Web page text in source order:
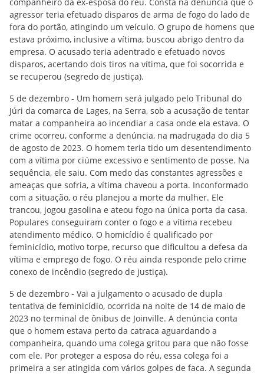
agressor teria efetuado disparos de arma de fogo do lado de
fora do portão, atingindo um veículo. O grupo de homens que
estava próximo, inclusive a vítima, buscou abrigo dentro da
empresa. O acusado teria adentrado e efetuado novos
disparos, acertando dois tiros na vítima, que foi socorrida e
se recuperou (segredo de justiça).
5 de dezembro - Um homem será julgado pelo Tribunal do
Júri da comarca de Lages, na Serra, sob a acusação de tentar
matar a companheira ao incendiar a casa onde ela estava. O
crime ocorreu, conforme a denúncia, na madrugada do dia 5
de agosto de 2023. O homem teria tido um desentendimento
com a vítima por ciúme excessivo e sentimento de posse. Na
sequência, ele saiu. Com medo das constantes agressões e
ameaças que sofria, a vítima chaveou a porta. Inconformado
com a situação, o réu planejou a morte da mulher. Ele
trancou, jogou gasolina e ateou fogo na única porta da casa.
Populares conseguiram conter o fogo e a vítima recebeu
atendimento médico. O homicídio é qualificado por
feminicídio, motivo torpe, recurso que dificultou a defesa da
vítima e emprego de fogo. O réu ainda responde pelo crime
conexo de incêndio (segredo de justiça).
5 de dezembro - Vai a julgamento o acusado de dupla
tentativa de feminicídio, ocorrida na noite de 14 de maio de
2023 no terminal de ônibus de Joinville. A denúncia conta
que o homem estava perto da catraca aguardando a
companheira, quando uma colega gritou para que não fosse
com ele. Por proteger a esposa do réu, essa colega foi a
primeira a ser atingida com vários golpes de faca. A segunda